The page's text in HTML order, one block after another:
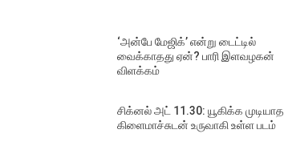
‘அன்பே மேஜிக்’ என்று டைட்டில்
வைக்காதது ஏன்? பாரி இளவழகன்
விளக்கம்
சிக்னல் அட் 11.30: யூகிக்க முடியாத
கிளைமாச்சுடன் உருவாகி உள்ள படம்